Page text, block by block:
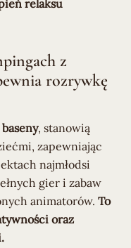
relaksu
z
rozrywkę
baseny, stanowią
zapewniając
najmłodsi
gier i zabaw
animatorów. To
oraz